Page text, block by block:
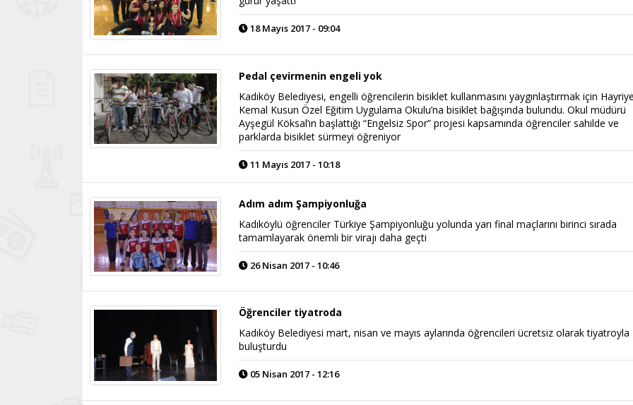
18 Mayıs 2017 - 09:04
Pedal çevirmenin engeli yok
Kadıköy Belediyesi, engelli öğrencilerin bisiklet kullanmasını yaygınlaştırmak için
Kemal Kusun Özel Eğitim Uygulama Okulu’na bisiklet bağışında bulundu. Okul müdürü
Ayşegül Köksal’ın başlattığı “Engelsiz Spor” projesi kapsamında öğrenciler sahilde ve
parklarda bisiklet sürmeyi öğreniyor
11 Mayıs 2017 - 10:18
Adım adım Şampiyonluğa
Kadıköylü öğrenciler Türkiye Şampiyonluğu yolunda yarı final maçlarını birinci sırada
tamamlayarak önemli bir virajı daha geçti
26 Nisan 2017 - 10:46
Öğrenciler tiyatroda
Kadıköy Belediyesi mart, nisan ve mayıs aylarında öğrencileri ücretsiz olarak tiyatroyla
buluşturdu
05 Nisan 2017 - 12:16